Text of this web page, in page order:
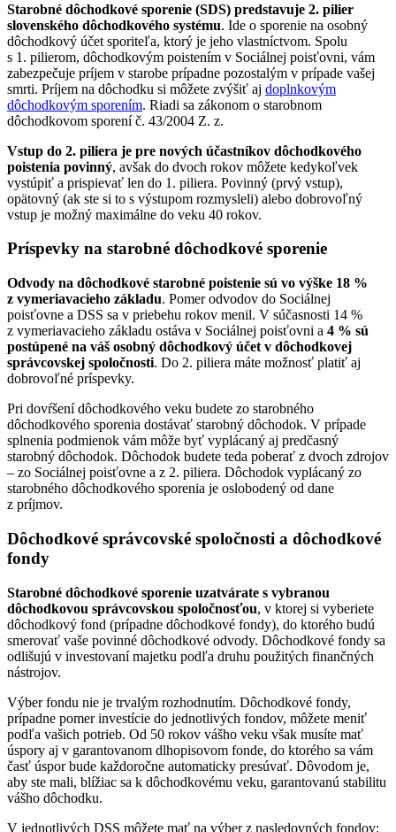
Starobné dôchodkové sporenie (SDS) predstavuje 2. pilier
slovenského dôchodkového systému. Ide o sporenie na osobný
dôchodkový účet sporiteľa, ktorý je jeho vlastníctvom. Spolu
s 1. pilierom, dôchodkovým poistením v Sociálnej poisťovni, vám
zabezpečuje príjem v starobe prípadne pozostalým v prípade vašej
smrti. Príjem na dôchodku si môžete zvýšiť aj doplnkovým
dôchodkovým sporením. Riadi sa zákonom o starobnom
dôchodkovom sporení č. 43/2004 Z. z.
Vstup do 2. piliera je pre nových účastníkov dôchodkového
poistenia povinný, avšak do dvoch rokov môžete kedykoľvek
vystúpiť a prispievať len do 1. piliera. Povinný (prvý vstup),
opätovný (ak ste si to s výstupom rozmysleli) alebo dobrovoľný
vstup je možný maximálne do veku 40 rokov.
Príspevky na starobné dôchodkové sporenie
Odvody na dôchodkové starobné poistenie sú vo výške 18 %
z vymeriavacieho základu. Pomer odvodov do Sociálnej
poisťovne a DSS sa v priebehu rokov menil. V súčasnosti 14 %
z vymeriavacieho základu ostáva v Sociálnej poisťovni a 4 % sú
postúpené na váš osobný dôchodkový účet v dôchodkovej
správcovskej spoločnosti. Do 2. piliera máte možnosť platiť aj
dobrovoľné príspevky.
Pri dovŕšení dôchodkového veku budete zo starobného
dôchodkového sporenia dostávať starobný dôchodok. V prípade
splnenia podmienok vám môže byť vyplácaný aj predčasný
starobný dôchodok. Dôchodok budete teda poberať z dvoch zdrojov
– zo Sociálnej poisťovne a z 2. piliera. Dôchodok vyplácaný zo
starobného dôchodkového sporenia je oslobodený od dane
z príjmov.
Dôchodkové správcovské spoločnosti a dôchodkové
fondy
Starobné dôchodkové sporenie uzatvárate s vybranou
dôchodkovou správcovskou spoločnosťou, v ktorej si vyberiete
dôchodkový fond (prípadne dôchodkové fondy), do ktorého budú
smerovať vaše povinné dôchodkové odvody. Dôchodkové fondy sa
odlišujú v investovaní majetku podľa druhu použitých finančných
nástrojov.
Výber fondu nie je trvalým rozhodnutím. Dôchodkové fondy,
prípadne pomer investície do jednotlivých fondov, môžete meniť
podľa vašich potrieb. Od 50 rokov vášho veku však musíte mať
úspory aj v garantovanom dlhopisovom fonde, do ktorého sa vám
časť úspor bude každoročne automaticky presúvať. Dôvodom je,
aby ste mali, blížiac sa k dôchodkovému veku, garantovanú stabilitu
vášho dôchodku.
V jednotlivých DSS môžete mať na výber z nasledovných fondov: